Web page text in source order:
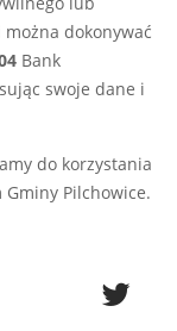
dokonywać
Bank
swoje dane i
do korzystania
Pilchowice.